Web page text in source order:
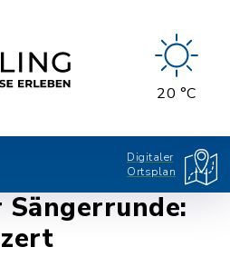
20 °C
Digitaler
Ortsplan